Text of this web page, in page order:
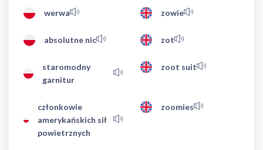
werwa zowie
absolutne nic zot
staromodny
garnitur
zoot suit
członkowie
amerykańskich sił
powietrznych
zoomies